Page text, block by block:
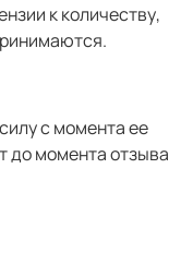
к количеству,
с момента ее
до момента отзыва